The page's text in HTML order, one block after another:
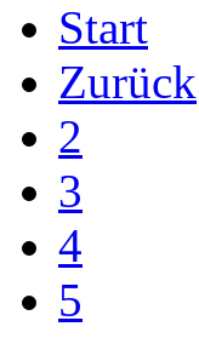
Start
Zurück
2
3
4
5